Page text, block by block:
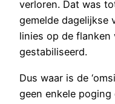
verloren. Dat was
gemelde dagelijkse
linies op de flanken
gestabiliseerd.
Dus waar is de
geen enkele poging